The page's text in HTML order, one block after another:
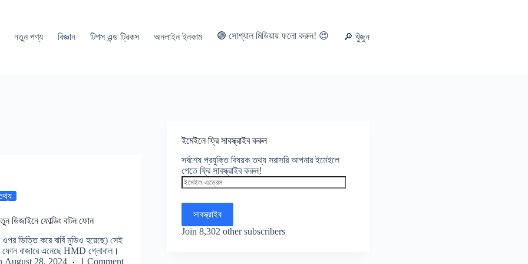
নতুন পণ্য বিজ্ঞান টিপস এন্ড ট্রিকস অনলাইন ইনকাম 🟢 সোশ্যাল মিডিয়ায় ফলো করুন! 😍 🔎 খুঁজুন
ডিজাইনে ফোল্ডিং বাটন ফোন
ওপর ভিত্তি করে বার্বি মুভিও হয়েছে) সেই
ফোন বাজারে এনেছে HMD গ্লোবাল।
August 28, 2024 1 Comment
ইমেইলে ফ্রি সাবস্ক্রাইব করুন
সর্বশেষ প্রযুক্তি বিষয়ক তথ্য সরাসরি আপনার ইমেইলে
পেতে ফ্রি সাবস্ক্রাইব করুন!
ইমেইল
এড্রেস
সাবস্ক্রাইব
Join 8,302 other subscribers